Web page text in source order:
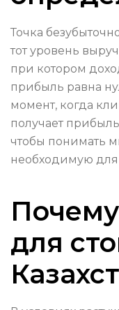
Точка
тот уровень
при котором
прибыль равна
момент, когда
получает
чтобы понимать
необходимую
для